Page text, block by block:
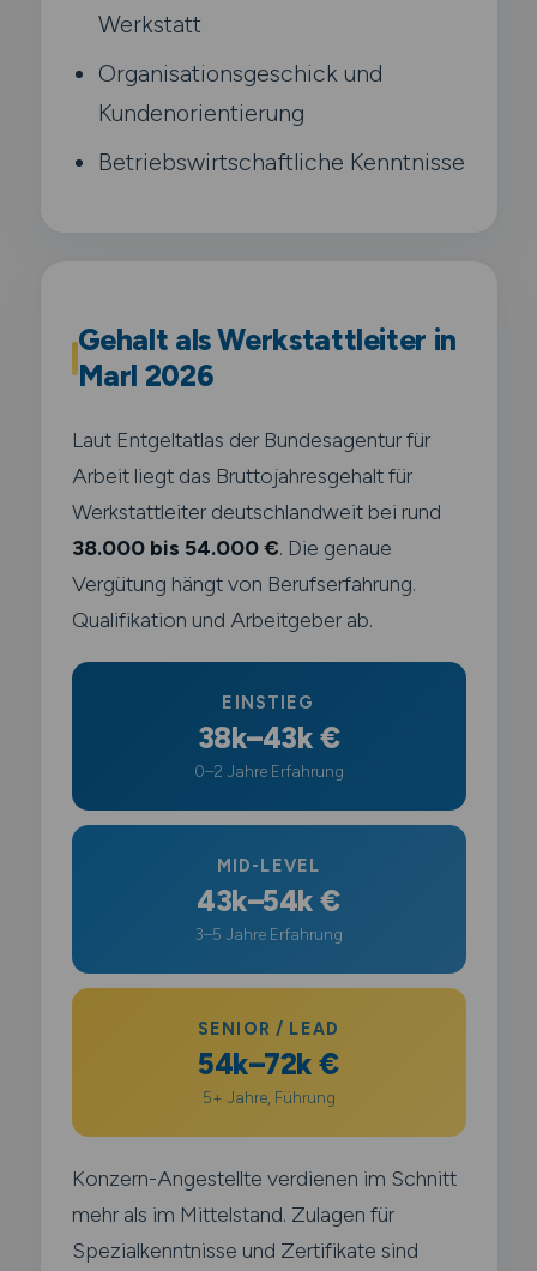
Werkstatt
Organisationsgeschick und
Kundenorientierung
Betriebswirtschaftliche Kenntnisse
Gehalt als Werkstattleiter in
Marl 2026
Laut Entgeltatlas der Bundesagentur für
Arbeit liegt das Bruttojahresgehalt für
Werkstattleiter deutschlandweit bei rund
38.000 bis 54.000 €. Die genaue
Vergütung hängt von Berufserfahrung.
Qualifikation und Arbeitgeber ab.
EINSTIEG
38k–43k €
0–2 Jahre Erfahrung
MID-LEVEL
43k–54k €
3–5 Jahre Erfahrung
SENIOR / LEAD
54k–72k €
5+ Jahre, Führung
Konzern-Angestellte verdienen im Schnitt
mehr als im Mittelstand. Zulagen für
Spezialkenntnisse und Zertifikate sind